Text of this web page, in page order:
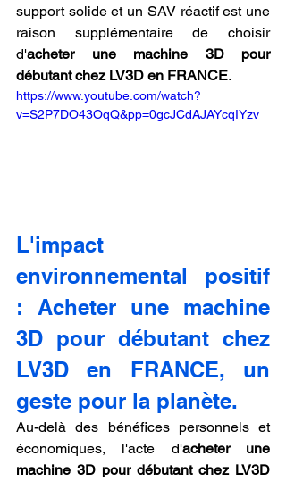
support solide et un SAV réactif est une
raison supplémentaire de choisir
d'acheter une machine 3D pour
débutant chez LV3D en FRANCE.
https://www.youtube.com/watch?
v=S2P7DO43OqQ&pp=0gcJCdAJAYcqIYzv
L'impact
environnemental positif
: Acheter une machine
3D pour débutant chez
LV3D en FRANCE, un
geste pour la planète.
Au-delà des bénéfices personnels et
économiques, l'acte d'acheter une
machine 3D pour débutant chez LV3D